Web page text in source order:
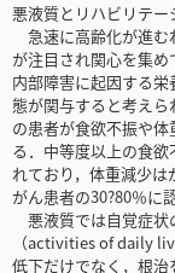
悪液質とリハビリテー
急速に高齢化が進む
が注目され関心を集
内部障害に起因する
態が関与すると考えら
の患者が食欲不振や
る．中等度以上の食
れており，体重減少は
がん患者の30?80％に
悪液質では自覚症状
（activities of daily
低下だけでなく，根治